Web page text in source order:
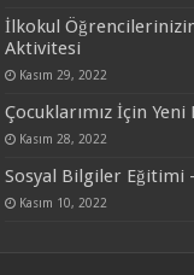
İlkokul
Aktivitesi
Kasım 29, 2022
Çocuklarımız İçin Yeni
Kasım 28, 2022
Sosyal Bilgiler Eğitimi –
Kasım 10, 2022